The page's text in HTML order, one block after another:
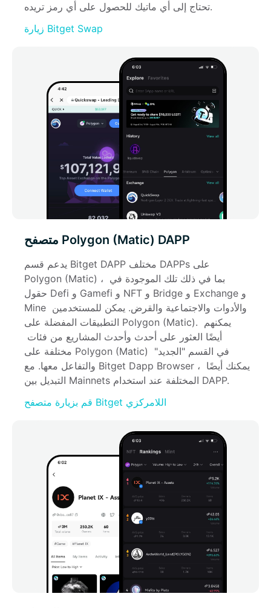
تحتاج إلى أي ماتيك للحصول على أي رمز تريده.
زيارة Bitget Swap
متصفح Polygon (Matic) DAPP
يدعم قسم Bitget DAPP مختلف DAPPs على
Polygon (Matic) ، بما في ذلك تلك الموجودة في
حقول Defi و Gamefi و NFT و Bridge و Exchange و
Mine والأدوات والاجتماعية والقرض. يمكن للمستخدمين
التطبيقات المفضلة على Polygon (Matic). يمكنهم
مختلفة على Polygon (Matic) في القسم "الجديد"
والتفاعل معها. مع Bitget Dapp Browser ، يمكنك أيضًا
التبديل بين Mainnets المختلفة عند استخدام DAPP.
قم بزيارة متصفح Bitget اللامركزي